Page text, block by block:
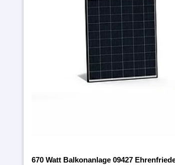
670 Watt Balkonanlage 09427